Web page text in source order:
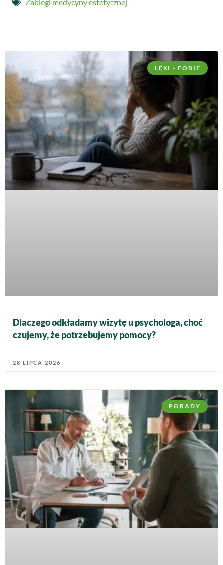
Zabiegi medycyny estetycznej
LĘKI - FOBIE
Dlaczego odkładamy wizytę u psychologa, choć
czujemy, że potrzebujemy pomocy?
28 LIPCA 2026
PORADY